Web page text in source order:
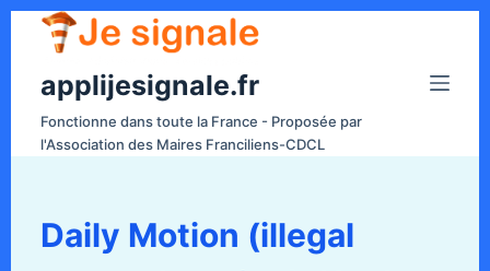
applijesignale.fr
Fonctionne dans toute la France - Proposée par
l'Association des Maires Franciliens-CDCL
Daily Motion (illegal